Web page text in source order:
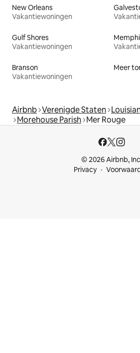
New Orleans
Vakantiewoningen
Gulf Shores
Vakantiewoningen
Branson
Vakantiewoningen
Meer
Airbnb Verenigde Staten
Morehouse Parish Mer Rouge
© 2026 Airbnb,
Privacy